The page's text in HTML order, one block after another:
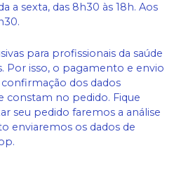
a sexta, das 8h30 às 18h. Aos
para profissionais da saúde
Por isso, o pagamento e envio
dos dados
constam no pedido. Fique
seu pedido faremos a análise
enviaremos os dados de